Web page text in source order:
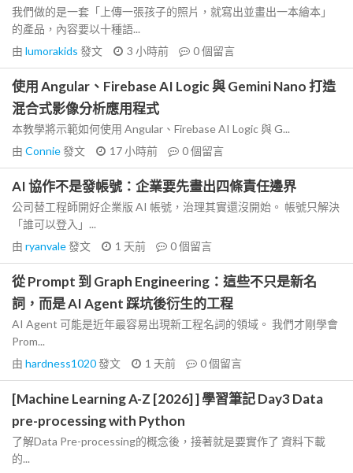
我們做的是一套「上傳一張孩子的照片，就寫出並畫出一本繪本」
的產品，內容要以十種語...
由 lumorakids 發文 3 小時前 0個留言
使用 Angular、Firebase AI Logic 與 Gemini Nano 打造
混合式影像分析應用程式
本教學將示範如何使用 Angular、Firebase AI Logic 與 G...
由 Connie發文 17 小時前 0個留言
AI 協作不是發帳號：企業要先畫出四條責任邊界
公司替工程師開好企業版 AI 帳號，治理其實還沒開始。 帳號只解決
「誰可以登入」...
由 ryanvale發文 1 天前 0個留言
從 Prompt 到 Graph Engineering：這些不只是新名
詞，而是 AI Agent 踩坑後衍生的工程
AI Agent 可能是近年最容易出現新工程名詞的領域。 我們才剛學會
Prom...
由 hardness1020發文 1 天前 0個留言
[Machine Learning A-Z [2026] ] 學習筆記 Day3 Data
pre-processing with Python
了解Data Pre-processing的概念後，接著就是要實作了 資料下載
的...